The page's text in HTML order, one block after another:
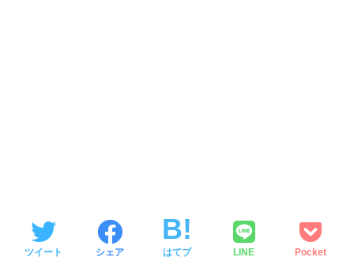
ツイート シェア はてブ LINE Pocket